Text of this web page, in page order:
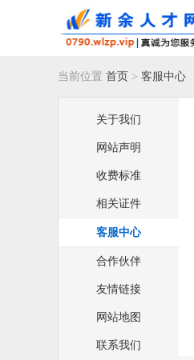
当前位置 首页 > 客服中心
关于我们
网站声明
收费标准
相关证件
客服中心
合作伙伴
友情链接
网站地图
联系我们